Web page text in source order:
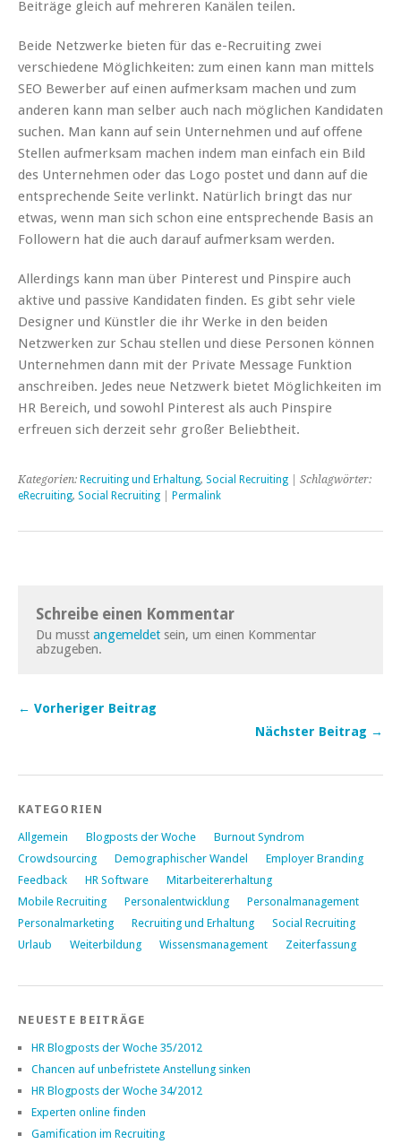
Beiträge gleich auf mehreren Kanälen teilen.
Beide Netzwerke bieten für das e-Recruiting zwei
verschiedene Möglichkeiten: zum einen kann man mittels
SEO Bewerber auf einen aufmerksam machen und zum
anderen kann man selber auch nach möglichen Kandidaten
suchen. Man kann auf sein Unternehmen und auf offene
Stellen aufmerksam machen indem man einfach ein Bild
des Unternehmen oder das Logo postet und dann auf die
entsprechende Seite verlinkt. Natürlich bringt das nur
etwas, wenn man sich schon eine entsprechende Basis an
Followern hat die auch darauf aufmerksam werden.
Allerdings kann man über Pinterest und Pinspire auch
aktive und passive Kandidaten finden. Es gibt sehr viele
Designer und Künstler die ihr Werke in den beiden
Netzwerken zur Schau stellen und diese Personen können
Unternehmen dann mit der Private Message Funktion
anschreiben. Jedes neue Netzwerk bietet Möglichkeiten im
HR Bereich, und sowohl Pinterest als auch Pinspire
erfreuen sich derzeit sehr großer Beliebtheit.
Kategorien: Recruiting und Erhaltung, Social Recruiting | Schlagwörter:
eRecruiting, Social Recruiting Permalink
Schreibe einen Kommentar
Du musst angemeldet sein, um einen Kommentar
abzugeben.
← Vorheriger Beitrag
Nächster Beitrag →
KATEGORIEN
Allgemein Blogposts der Woche
Burnout Syndrom
Crowdsourcing
Demographischer Wandel
Employer Branding
Feedback
HR Software
Mitarbeitererhaltung
Mobile Recruiting
Personalentwicklung
Personalmanagement
Personalmarketing
Recruiting und Erhaltung
Social Recruiting
Urlaub
Weiterbildung Wissensmanagement Zeiterfassung
NEUESTE BEITRÄGE
HR Blogposts der Woche 35/2012
Chancen auf unbefristete Anstellung sinken
HR Blogposts der Woche 34/2012
Experten online finden
Gamification im Recruiting